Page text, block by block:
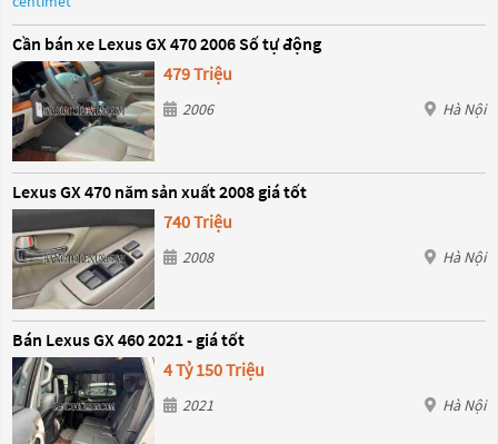
Cần bán xe Lexus GX 470 2006 Số tự động
479 Triệu
2006 Hà Nội
Lexus GX 470 năm sản xuất 2008 giá tốt
740 Triệu
2008 Hà Nội
Bán Lexus GX 460 2021 - giá tốt
4 Tỷ 150 Triệu
2021 Hà Nội